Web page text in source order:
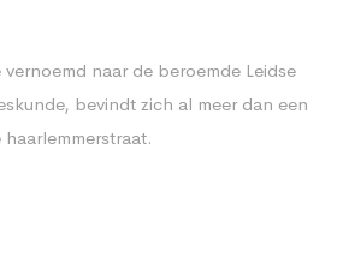
naar de beroemde Leidse
bevindt zich al meer dan een